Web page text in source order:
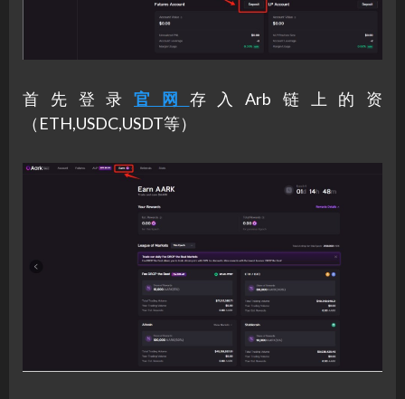
首先登录 官网 存入Arb链上的资
（ETH,USDC,USDT等）